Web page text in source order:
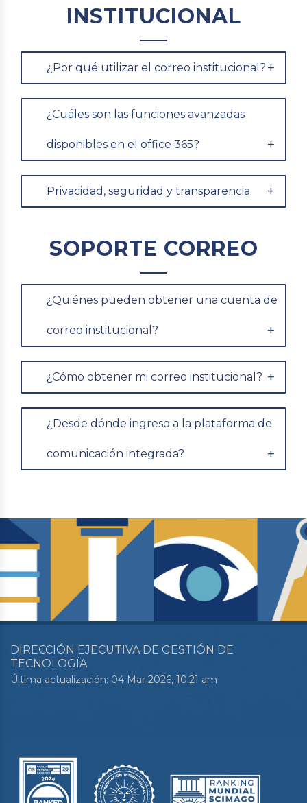
INSTITUCIONAL
¿Por qué utilizar el correo institucional?
¿Cuáles son las funciones avanzadas
disponibles en el office 365?
Privacidad, seguridad y transparencia
SOPORTE CORREO
¿Quiénes pueden obtener una cuenta de
correo institucional?
¿Cómo obtener mi correo institucional?
¿Desde dónde ingreso a la plataforma de
comunicación integrada?
DIRECCIÓN EJECUTIVA DE GESTIÓN DE
TECNOLOGÍA
Última actualización: 04 Mar 2026, 10:21 am